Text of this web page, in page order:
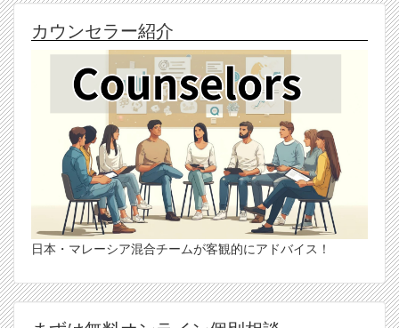
カウンセラー紹介
日本・マレーシア混合チームが客観的にアドバイス！